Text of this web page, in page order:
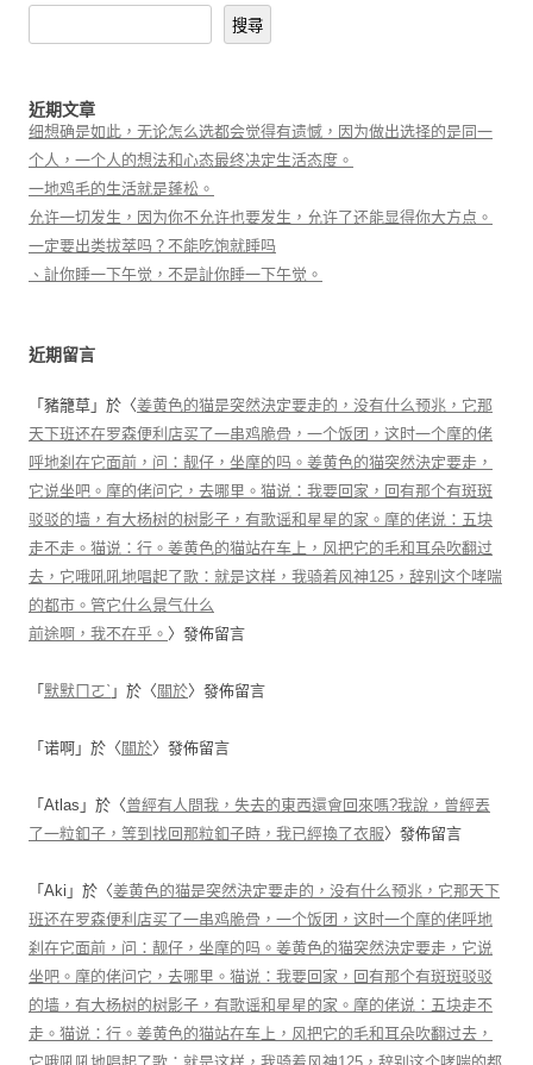
搜尋
近期文章
细想确是如此，无论怎么选都会觉得有遗憾，因为做出选择的是同一
个人，一个人的想法和心态最终决定生活态度。
一地鸡毛的生活就是蓬松。
允许一切发生，因为你不允许也要发生，允许了还能显得你大方点。
一定要出类拔萃吗？不能吃饱就睡吗
、訨你睡一下午觉，不是訨你睡一下午觉。
近期留言
「 豬籠草 」於〈姜黄色的猫是突然決定要走的，没有什么预兆，它那
天下班还在罗森便利店买了一串鸡脆骨，一个饭团，这时一个摩的佬
呼地刹在它面前，问：靓仔，坐摩的吗。姜黄色的猫突然決定要走，
它说坐吧。摩的佬问它，去哪里。猫说：我要回家，回有那个有斑斑
驳驳的墙，有大杨树的树影子，有歌谣和星星的家。摩的佬说：五块
走不走。猫说：行。姜黄色的猫站在车上，风把它的毛和耳朵吹翻过
去，它哦吼吼地唱起了歌：就是这样，我骑着风神125，辞别这个哮喘
的都市。管它什么景气什么
前途啊，我不在乎。 〉發佈留言
「 默默ㄇㄛˋ 」於〈 關於〉發佈留言
「 诺啊 」於〈 關於〉發佈留言
「 Atlas 」於〈曾經有人問我，失去的東西還會回來嗎?我說，曾經丟
了一粒釦子，等到找回那粒釦子時，我已經換了衣服〉發佈留言
「 Aki 」於〈姜黄色的猫是突然決定要走的，没有什么预兆，它那天下
班还在罗森便利店买了一串鸡脆骨，一个饭团，这时一个摩的佬呼地
刹在它面前，问：靓仔，坐摩的吗。姜黄色的猫突然決定要走，它说
坐吧。摩的佬问它，去哪里。猫说：我要回家，回有那个有斑斑驳驳
的墙，有大杨树的树影子，有歌谣和星星的家。摩的佬说：五块走不
走。猫说：行。姜黄色的猫站在车上，风把它的毛和耳朵吹翻过去，